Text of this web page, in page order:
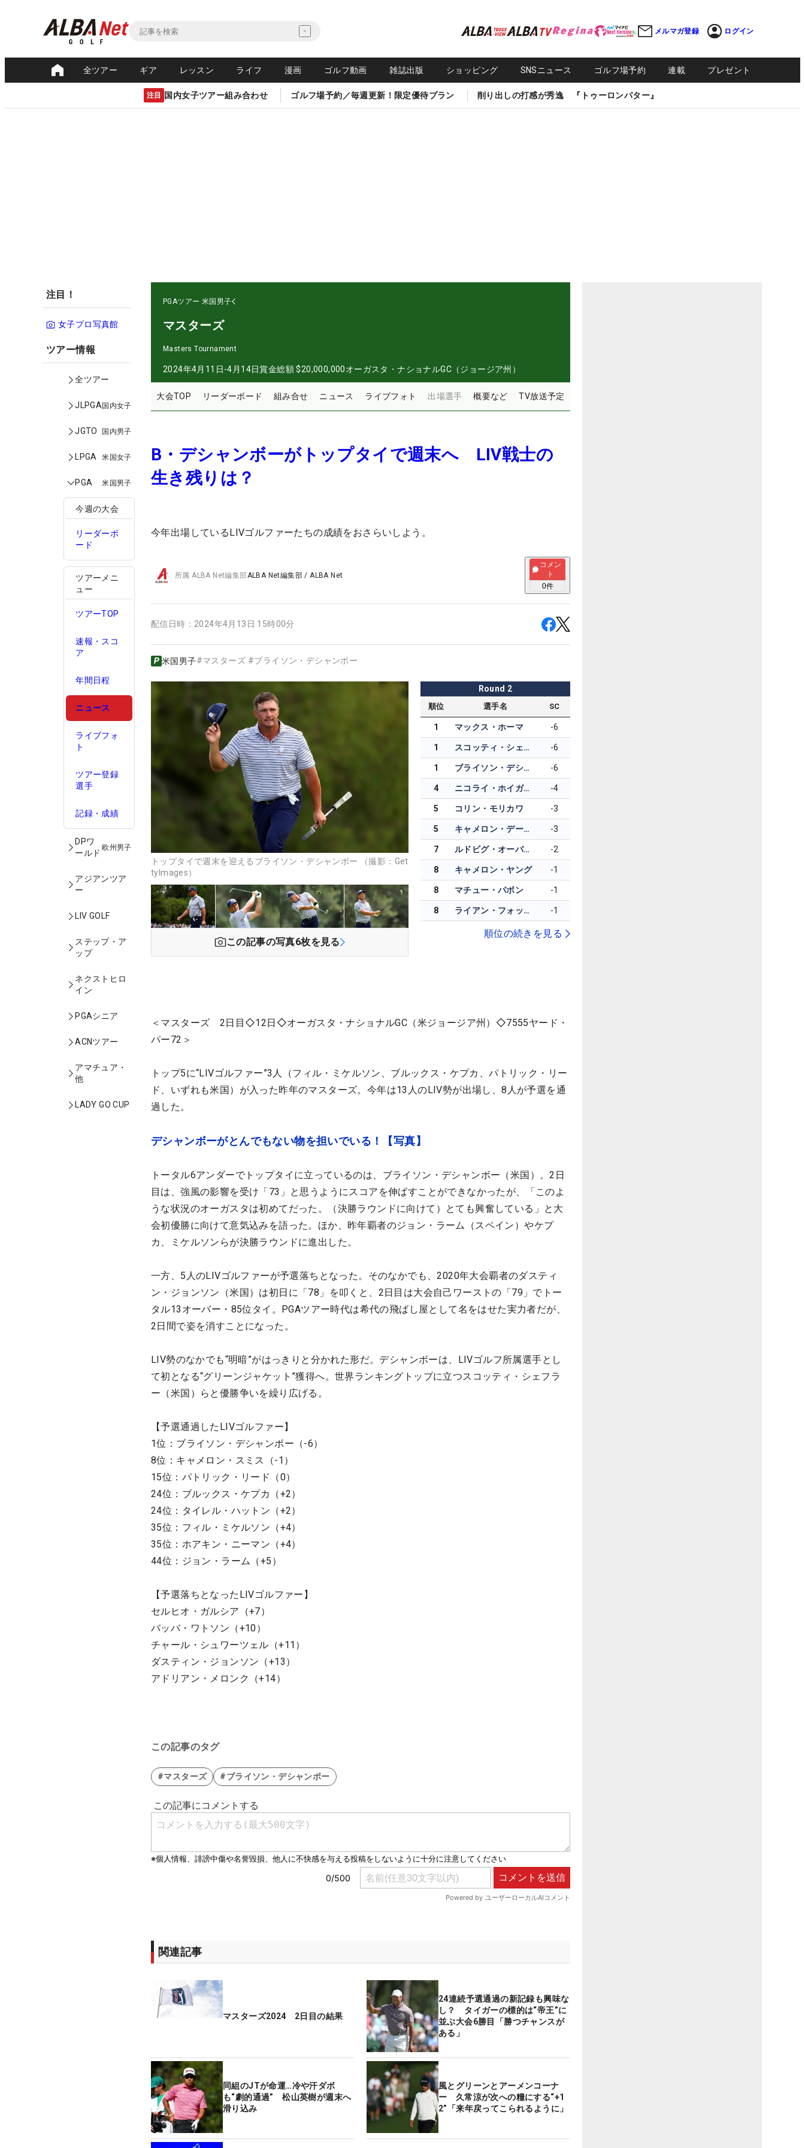
メルマガ登録 ログイン
全ツアー ギア レッスン ライフ 漫画 ゴルフ動画 雑誌出版 ショッピング SNSニュース ゴルフ場予約 連載 プレゼント
注目 国内女子ツアー組み合わせ ゴルフ場予約／毎週更新！限定優待プラン 削り出しの打感が秀逸 『トゥーロンパター』
注目！
女子プロ写真館
ツアー情報
全ツアー
JLPGA国内女子
JGTO 国内男子
LPGA 米国女子
PGA 米国男子
今週の大会
リーダーボ
ード
ツアーメニ
ュー
ツアーTOP
速報・スコ
ア
年間日程
ニュース
ライブフォ
ト
ツアー登録
選手
記録・成績
DPワ
ールド
欧州男子
アジアンツア
ー
LIV GOLF
ステップ・ア
ップ
ネクストヒロ
イン
PGAシニア
ACNツアー
アマチュア・
他
LADY GO CUP
PGAツアー 米国男子
マスターズ
Masters Tournament
2024年4月11日-4月14日賞金総額 $20,000,000オーガスタ・ナショナルGC（ジョージア州）
大会TOP リーダーボード 組み合せ ニュース ライブフォト 出場選手 概要など TV放送予定
B・デシャンボーがトップタイで週末へ LIV戦士の
生き残りは？
今年出場しているLIVゴルファーたちの成績をおさらいしよう。
所属ALBA Net編集部ALBA Net編集部 /ALBA Net
コメン
ト
0件
配信日時： 2024年4月13日 15時00分
米国男子#マスターズ #ブライソン・デシャンボー
トップタイで週末を迎えるブライソン・デシャンボー （撮影：Get
tyImages）
この記事の写真6枚を見る
Round 2
順位 選手名 SC
1 マックス・ホーマ -6
1 スコッティ・シェフラー -6
1 ブライソン・デシャンボー -6
4 ニコライ・ホイガード -4
5 コリン・モリカワ -3
5 キャメロン・デービス -3
7 ルドビグ・オーバーグ -2
8 キャメロン・ヤング -1
8 マチュー・パボン -1
8 ライアン・フォックス -1
順位の続きを見る
＜マスターズ 2日目◇12日◇オーガスタ・ナショナルGC（米ジョージア州）◇7555ヤード・
パー72＞
トップ5に“LIVゴルファー”3人（フィル・ミケルソン、ブルックス・ケプカ、パトリック・リー
ド、いずれも米国）が入った昨年のマスターズ。今年は13人のLIV勢が出場し、8人が予選を通
過した。
デシャンボーがとんでもない物を担いでいる！【写真】
トータル6アンダーでトップタイに立っているのは、ブライソン・デシャンボー（米国）。2日
目は、強風の影響を受け「73」と思うようにスコアを伸ばすことができなかったが、「このよ
うな状況のオーガスタは初めてだった。（決勝ラウンドに向けて）とても興奮している」と大
会初優勝に向けて意気込みを語った。ほか、昨年覇者のジョン・ラーム（スペイン）やケプ
カ、ミケルソンらが決勝ラウンドに進出した。
一方、5人のLIVゴルファーが予選落ちとなった。そのなかでも、2020年大会覇者のダスティ
ン・ジョンソン（米国）は初日に「78」を叩くと、2日目は大会自己ワーストの「79」でトー
タル13オーバー・85位タイ。PGAツアー時代は希代の飛ばし屋として名をはせた実力者だが、
2日間で姿を消すことになった。
LIV勢のなかでも“明暗”がはっきりと分かれた形だ。デシャンボーは、LIVゴルフ所属選手とし
て初となる“グリーンジャケット”獲得へ。世界ランキングトップに立つスコッティ・シェフラ
ー（米国）らと優勝争いを繰り広げる。
【予選通過したLIVゴルファー】
1位：ブライソン・デシャンボー（-6）
8位：キャメロン・スミス（-1）
15位：パトリック・リード（0）
24位：ブルックス・ケプカ（+2）
24位：タイレル・ハットン（+2）
35位：フィル・ミケルソン（+4）
35位：ホアキン・ニーマン（+4）
44位：ジョン・ラーム（+5）
【予選落ちとなったLIVゴルファー】
セルヒオ・ガルシア（+7）
バッバ・ワトソン（+10）
チャール・シュワーツェル（+11）
ダスティン・ジョンソン（+13）
アドリアン・メロンク（+14）
この記事のタグ
#マスターズ #ブライソン・デシャンボー
関連記事
マスターズ2024 2日目の結果
24連続予選通過の新記録も興味な
し？ タイガーの標的は“帝王”に
並ぶ大会6勝目「勝つチャンスが
ある」
同組のJTが命運…冷や汗ダボ
も“劇的通過” 松山英樹が週末へ
滑り込み
風とグリーンとアーメンコーナ
ー 久常涼が次への糧にする“+1
2”「来年戻ってこられるように」